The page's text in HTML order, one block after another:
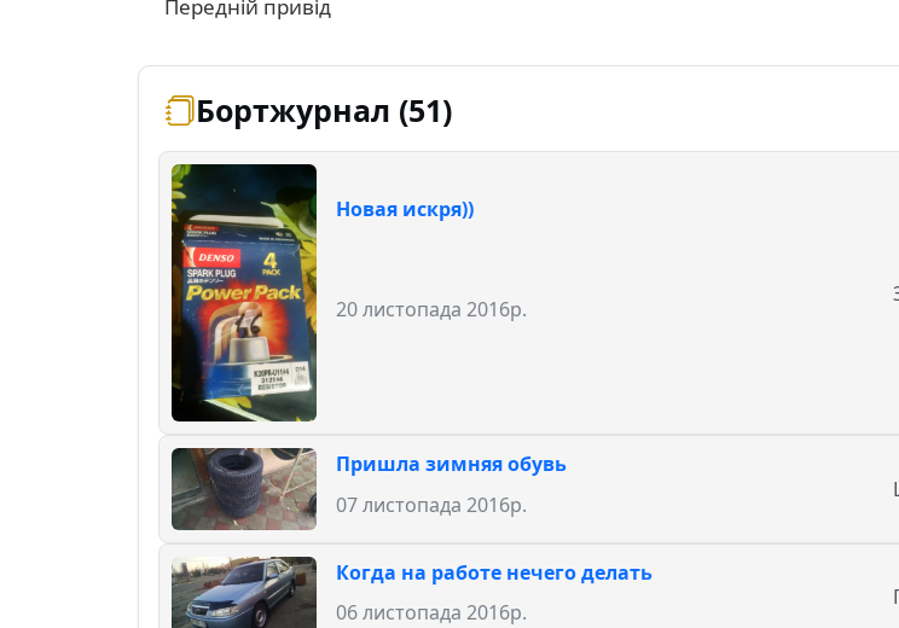
Передній привід
Бортжурнал (51)
Новая искря))
20 листопада 2016р.
Пришла зимняя обувь
07 листопада 2016р.
Когда на работе нечего делать
06 листопада 2016р.